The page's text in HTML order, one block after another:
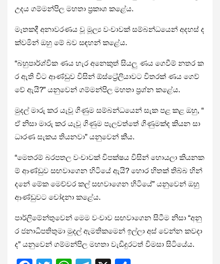
උදය ගම්මන්පිල මහතා ප්‍රකාශ කළේය.
මෑතකදී අනාවරණය වූ මූල්‍ය වංචාවක් සම්බන්ධයෙන් අදහස් ද
ක්වමින් ඔහු මේ බව සඳහන් කළේය.
“බහුපාර්ශ්වික ණය හැර අනෙකුත් සියලු ණය ගෙවීම් නතර ක
ර ඇති විට ආණ්ඩුව විසින් ඕස්ට්‍රේලියාවට විතරක් ණය ගෙව්
වේ ඇයි?” යනුවෙන් ගම්මන්පිල මහතා ප්‍රශ්න කළේය.
මුදල් මාරු කර යැවූ ගිණුම සම්බන්ධයෙන් සැක පළ කළ ඔහු, “
ඒ නිසා මාරු කර යැවූ ගිණුම පැලවත්තේ ගිණුමක්ද කියන සා
ධාරණ සැකය තියනවා” යනුවෙන් කීය.
“මෙතරම් බරපතල වංචාවක් විපක්ෂය විසින් හොයලා කියනක
ම් ආණ්ඩුව සඟවාගෙන හිටියේ ඇයි? හොර හිතක් තිබ්බ හින්
දනේ මේක මෙච්චර කල් සඟවාගෙන හිටියේ” යනුවෙන් ඔහු
ආණ්ඩුවට චෝදනා කළේය.
පාර්ලිමේන්තුවෙන් මෙම වංචාව සඟවාගෙන සිටීම නිසා “අනු
ර ජනාධිපතිතුමා මුදල් ඇමතිකමෙන් ඉල්ලා අස් වෙන්න කවදා
ද” යනුවෙන් ගම්මන්පිල මහතා වැඩිදුරටත් විමසා සිටියේය.